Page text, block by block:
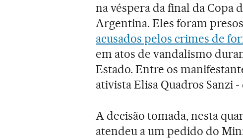
na véspera da final da Copa
Argentina. Eles foram
acusados pelos crimes de
em atos de vandalismo
Estado. Entre os
ativista Elisa Quadros Sanzi
A decisão tomada, nesta
atendeu a um pedido do